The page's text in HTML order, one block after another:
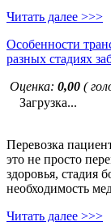
Читать далее >>>
Особенности
разных стадиях
Оценка: 0,00 (
Загрузка...
Перевозка
это не просто
здоровья, стадия
необходимость
Читать далее >>>